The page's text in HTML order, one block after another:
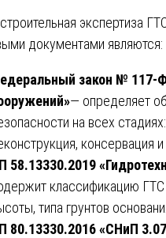
экспертиза
документами являются:
закон № 117-
— определяет
на всех
консервация и
58.13330.2019
классификацию ГТС
типа грунтов
80.13330.2016 «СНиП